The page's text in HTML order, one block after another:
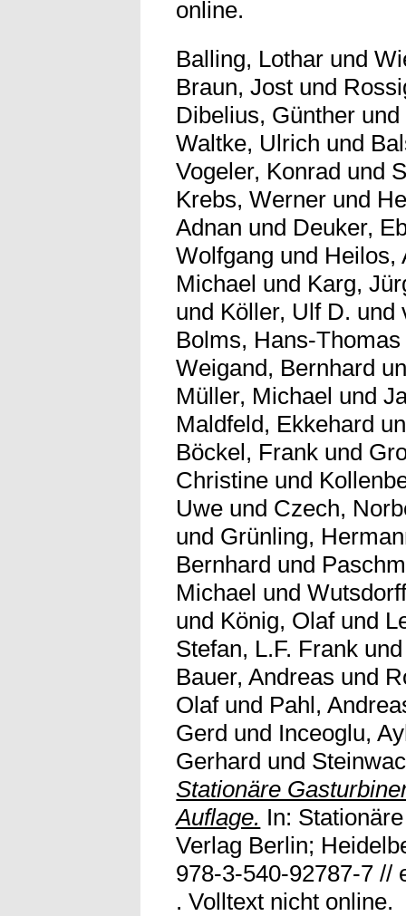
online.
Balling, Lothar und
Braun, Jost und
Dibelius, Günther und
Waltke, Ulrich und
Vogeler, Konrad und
Krebs, Werner und
Adnan und Deuker,
Wolfgang und Heilos,
Michael und Karg,
und Köller, Ulf D. und
Bolms, Hans-Thomas
Weigand, Bernhard
Müller, Michael und
Maldfeld, Ekkehard
Böckel, Frank und
Christine und
Uwe und Czech,
und Grünling,
Bernhard und
Michael und
und König, Olafund
Stefan, L.F. Frank
Bauer, Andreas und
Olafund Pahl,
Gerd und Inceoglu,
Gerhard und
Stationäre
Auflage. In:
Verlag Berlin;
978-3-540-92787-7 //
. Volltext nicht online.